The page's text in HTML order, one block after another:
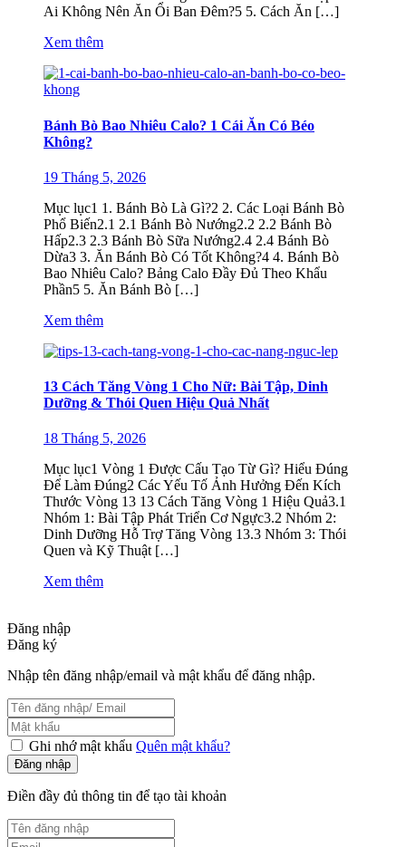
Ai Không Nên Ăn Ổi Ban Đêm?5 5. Cách Ăn […]
Xem thêm
Bánh Bò Bao Nhiêu Calo? 1 Cái Ăn Có Béo
Không?
19 Tháng 5, 2026
Mục lục1 1. Bánh Bò Là Gì?2 2. Các Loại Bánh Bò
Phổ Biến2.1 2.1 Bánh Bò Nướng2.2 2.2 Bánh Bò
Hấp2.3 2.3 Bánh Bò Sữa Nướng2.4 2.4 Bánh Bò
Dừa3 3. Ăn Bánh Bò Có Tốt Không?4 4. Bánh Bò
Bao Nhiêu Calo? Bảng Calo Đầy Đủ Theo Khẩu
Phần5 5. Ăn Bánh Bò […]
Xem thêm
13 Cách Tăng Vòng 1 Cho Nữ: Bài Tập, Dinh
Dưỡng & Thói Quen Hiệu Quả Nhất
18 Tháng 5, 2026
Mục lục1 Vòng 1 Được Cấu Tạo Từ Gì? Hiểu Đúng
Để Làm Đúng2 Các Yếu Tố Ảnh Hưởng Đến Kích
Thước Vòng 13 13 Cách Tăng Vòng 1 Hiệu Quả3.1
Nhóm 1: Bài Tập Phát Triển Cơ Ngực3.2 Nhóm 2:
Dinh Dưỡng Hỗ Trợ Tăng Vòng 13.3 Nhóm 3: Thói
Quen và Kỹ Thuật […]
Xem thêm
Đăng nhập
Đăng ký
Nhập tên đăng nhập/email và mật khẩu để đăng nhập.
Ghi nhớ mật khẩu Quên mật khẩu?
Đăng nhập
Điền đầy đủ thông tin để tạo tài khoản